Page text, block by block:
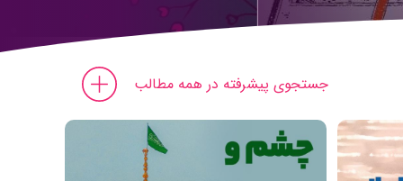
جستجوی پیشرفته در همه مطالب